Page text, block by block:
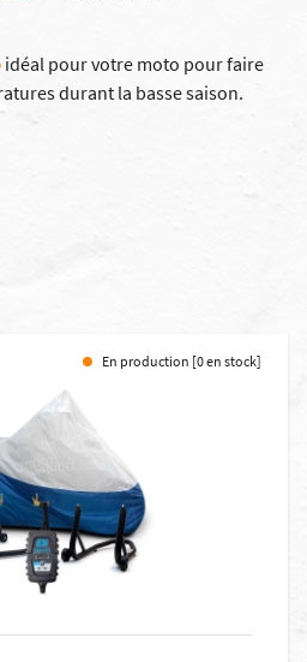
idéal pour votre moto pour faire
durant la basse saison.
En production [0 en stock]